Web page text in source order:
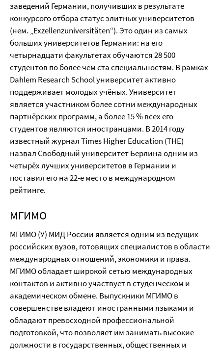
заведений Германии, получивших в результате
конкурсого отбора статус элитных университетов
(нем. „Exzellenzuniversitäten“). Это один из самых
больших университетов Германии: на его
четырнадцати факультетах обучаются 28 500
студентов по более чем ста специальностям. В рамках
Dahlem Research School университет активно
поддерживает молодых учёных. Университет
является участником более сотни международных
партнёрских программ, а более 15 % всех его
студентов являются иностранцами. В 2014 году
известный журнал Times Higher Education (THE)
назвал Свободный университет Берлина одним из
четырёх лучших университетов в Германии и
поставил его на 22-е место в международном
рейтинге.
МГИМО
МГИМО(У) МИД России является одним из ведущих
российских вузов,готовящих специалистов вобласти
международных отношений,экономики и права.
МГИМО обладает широкой сетью международных
контактов и активно участвуетв студенческом и
академическом обмене. Выпускники МГИМО в
совершенстве владеютиностранными языками и
обладают превосходной профессиональной
подготовкой,что позволяет им занимать высокие
должности в государственных,общественных и